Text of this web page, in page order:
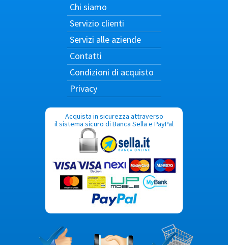
Chi siamo
Servizio clienti
Servizi alle aziende
Contatti
Condizioni di acquisto
Privacy
Acquista in sicurezza attraverso
il sistema sicuro di Banca Sella e PayPal